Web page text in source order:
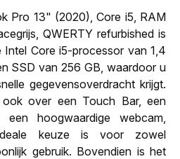
Pro 13" (2020), Core i5, RAM
QWERTY refurbished is
Intel Core i5-processor van 1,4
SSD van 256 GB, waardoor u
gegevensoverdracht krijgt.
over een Touch Bar, een
een hoogwaardige webcam,
keuze is voor zowel
gebruik. Bovendien is het